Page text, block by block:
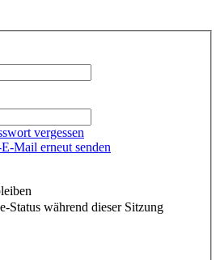
vergessen
Mail erneut senden
Status während dieser Sitzung